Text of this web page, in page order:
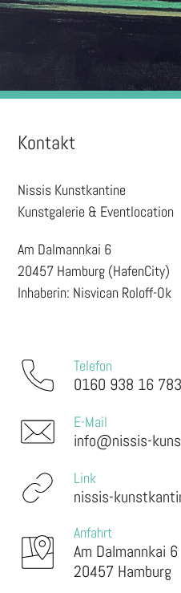
Kontakt
Nissis Kunstkantine
Kunstgalerie & Eventlocation
Am Dalmannkai 6
20457 Hamburg (HafenCity)
Inhaberin: Nisvican Roloff-Ok
Telefon
0160 938 16 783
E-Mail
info@nissis-
Link
nissis-
Anfahrt
Am Dalmannkai 6
20457 Hamburg